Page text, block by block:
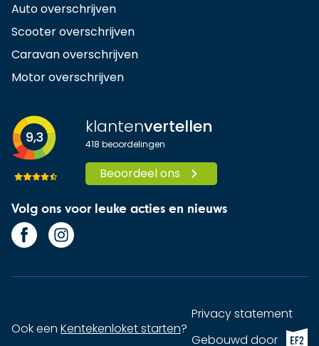
Auto overschrijven
Scooter overschrijven
Caravan overschrijven
Motor overschrijven
9,3 klantenvertellen
418 beoordelingen
Beoordeel ons
Volg ons voor leuke acties en nieuws
Ook een Kentekenloket starten?
Privacy statement
Gebouwd doorEF2